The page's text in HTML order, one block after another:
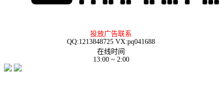
投放广告联系
QQ:1213848725 VX:pq041688
在线时间
13:00 ~ 2:00